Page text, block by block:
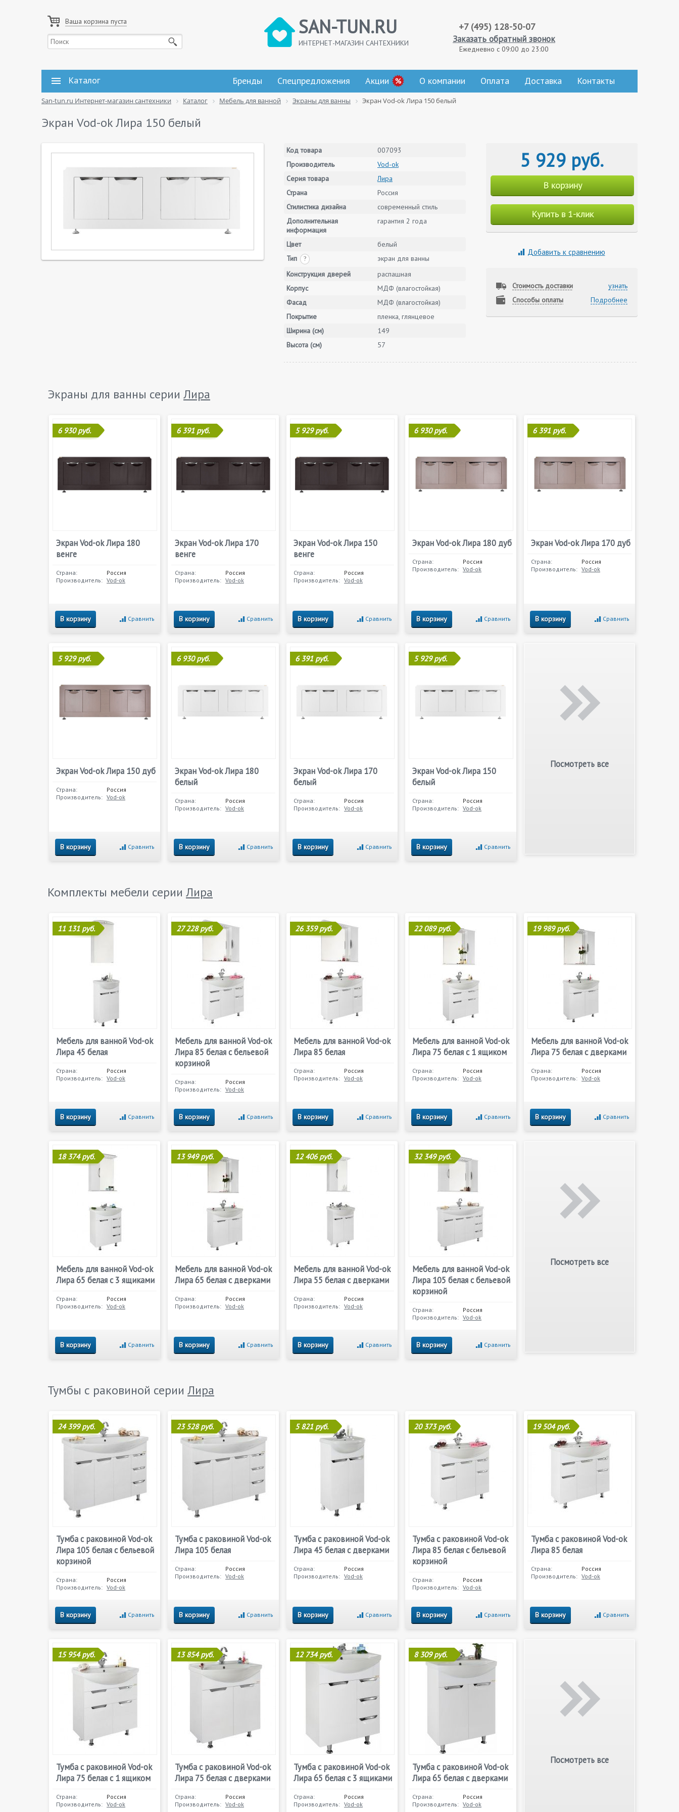
Ваша корзина пуста SAN-TUN.RU
ИНТЕРНЕТ-МАГАЗИН САНТЕХНИКИ
+7 (495) 128-50-07
Заказать обратный звонок
Ежедневно с 09:00 до 23:00
Каталог Бренды Спецпредложения Акции О компании Оплата Доставка Контакты
San-tun.ru Интернет-магазин сантехники Каталог Мебель для ванной Экраны для ванны Экран Vod-ok Лира 150 белый
Экран Vod-ok Лира 150 белый
Код товара
007093
Производитель
Vod-ok
Серия товара
Лира
Страна
Россия
Стилистика дизайна
современный стиль
Дополнительная
информация
гарантия 2 года
Цвет
белый
Тип
?
экран для ванны
Конструкция дверей
распашная
Корпус
МДФ (влагостойкая)
Фасад
МДФ (влагостойкая)
Покрытие
пленка, глянцевое
Ширина (см)
149
Высота (см)
57
5 929 руб.
В корзину
Купить в 1-клик
Добавить к сравнению
Стоимость доставки
узнать
Способы оплаты
Подробнее
Экраны для ванны серии Лира
6 930 руб.
Экран Vod-ok Лира 180
венге
Страна:
Россия
Производитель: Vod-ok
В корзину Сравнить
6 391 руб.
Экран Vod-ok Лира 170
венге
Страна:
Россия
Производитель: Vod-ok
В корзину Сравнить
5 929 руб.
Экран Vod-ok Лира 150
венге
Страна:
Россия
Производитель: Vod-ok
В корзину Сравнить
6 930 руб.
Экран Vod-ok Лира 180 дуб
Страна:
Россия
Производитель: Vod-ok
В корзину Сравнить
6 391 руб.
Экран Vod-ok Лира 170 дуб
Страна:
Россия
Производитель: Vod-ok
В корзину Сравнить
5 929 руб.
Экран Vod-ok Лира 150 дуб
Страна:
Россия
Производитель: Vod-ok
В корзину Сравнить
6 930 руб.
Экран Vod-ok Лира 180
белый
Страна:
Россия
Производитель: Vod-ok
В корзину Сравнить
6 391 руб.
Экран Vod-ok Лира 170
белый
Страна:
Россия
Производитель: Vod-ok
В корзину Сравнить
5 929 руб.
Экран Vod-ok Лира 150
белый
Страна:
Россия
Производитель: Vod-ok
В корзину Сравнить
Посмотреть все
Комплекты мебели серии Лира
11 131 руб.
Мебель для ванной Vod-ok
Лира 45 белая
Страна:
Россия
Производитель: Vod-ok
В корзину Сравнить
27 228 руб.
Мебель для ванной Vod-ok
Лира 85 белая с бельевой
корзиной
Страна:
Россия
Производитель: Vod-ok
В корзину Сравнить
26 359 руб.
Мебель для ванной Vod-ok
Лира 85 белая
Страна:
Россия
Производитель: Vod-ok
В корзину Сравнить
22 089 руб.
Мебель для ванной Vod-ok
Лира 75 белая с 1 ящиком
Страна:
Россия
Производитель: Vod-ok
В корзину Сравнить
19 989 руб.
Мебель для ванной Vod-ok
Лира 75 белая с дверками
Страна:
Россия
Производитель: Vod-ok
В корзину Сравнить
18 374 руб.
Мебель для ванной Vod-ok
Лира 65 белая с 3 ящиками
Страна:
Россия
Производитель: Vod-ok
В корзину Сравнить
13 949 руб.
Мебель для ванной Vod-ok
Лира 65 белая с дверками
Страна:
Россия
Производитель: Vod-ok
В корзину Сравнить
12 406 руб.
Мебель для ванной Vod-ok
Лира 55 белая с дверками
Страна:
Россия
Производитель: Vod-ok
В корзину Сравнить
32 349 руб.
Мебель для ванной Vod-ok
Лира 105 белая с бельевой
корзиной
Страна:
Россия
Производитель: Vod-ok
В корзину Сравнить
Посмотреть все
Тумбы с раковиной серии Лира
24 399 руб.
Тумба с раковиной Vod-ok
Лира 105 белая с бельевой
корзиной
Страна:
Россия
Производитель: Vod-ok
В корзину Сравнить
23 528 руб.
Тумба с раковиной Vod-ok
Лира 105 белая
Страна:
Россия
Производитель: Vod-ok
В корзину Сравнить
5 821 руб.
Тумба с раковиной Vod-ok
Лира 45 белая с дверками
Страна:
Россия
Производитель: Vod-ok
В корзину Сравнить
20 373 руб.
Тумба с раковиной Vod-ok
Лира 85 белая с бельевой
корзиной
Страна:
Россия
Производитель: Vod-ok
В корзину Сравнить
19 504 руб.
Тумба с раковиной Vod-ok
Лира 85 белая
Страна:
Россия
Производитель: Vod-ok
В корзину Сравнить
15 954 руб.
Тумба с раковиной Vod-ok
Лира 75 белая с 1 ящиком
Страна:
Россия
Производитель: Vod-ok
13 854 руб.
Тумба с раковиной Vod-ok
Лира 75 белая с дверками
Страна:
Россия
Производитель: Vod-ok
12 734 руб.
Тумба с раковиной Vod-ok
Лира 65 белая с 3 ящиками
Страна:
Россия
Производитель: Vod-ok
8 309 руб.
Тумба с раковиной Vod-ok
Лира 65 белая с дверками
Страна:
Россия
Производитель: Vod-ok
Посмотреть все